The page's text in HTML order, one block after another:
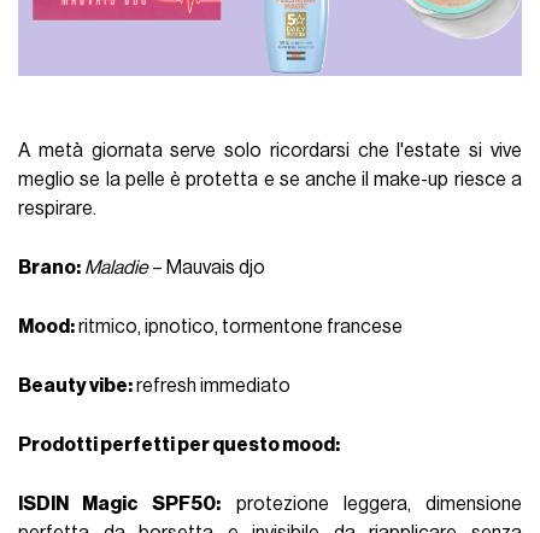
A metà giornataservesolo ricordarsi che l'estate si vive
meglio se la pelle è protetta e se anche il make-up riesce a
respirare.
Brano: Maladie– Mauvais djo
Mood :ritmico,ipnotico, tormentone francese
Beauty vibe:refresh immediato
Prodotti perfetti per questo mood:
ISDIN Magic SPF50: protezione leggera, dimensione